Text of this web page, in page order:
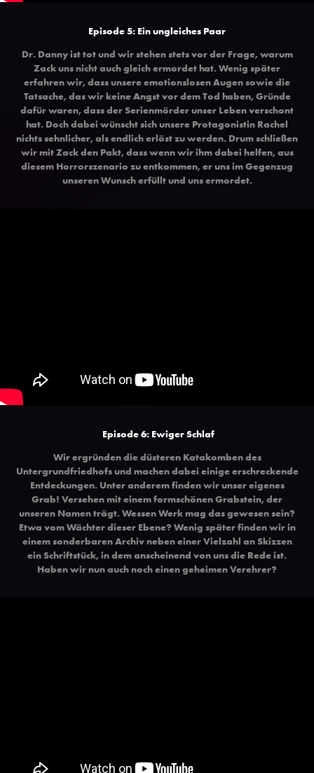
Episode 5: Ein ungleiches Paar
Dr. Danny ist tot und wir stehen stets vor der Frage, warum
Zack uns nicht auch gleich ermordet hat. Wenig später
erfahren wir, dass unsere emotionslosen Augen sowie die
Tatsache, das wir keine Angst vor dem Tod haben, Gründe
dafür waren, dass der Serienmörder unser Leben verschont
hat. Doch dabei wünscht sich unsere Protagonistin Rachel
nichts sehnlicher, als endlich erlöst zu werden. Drum schließen
wir mit Zack den Pakt, dass wenn wir ihm dabei helfen, aus
diesem Horrorszenario zu entkommen, er uns im Gegenzug
unseren Wunsch erfüllt und uns ermordet.
Episode 6: Ewiger Schlaf
Wir ergründen die düsteren Katakomben des
Untergrundfriedhofs und machen dabei einige erschreckende
Entdeckungen. Unter anderem finden wir unser eigenes
Grab! Versehen mit einem formschönen Grabstein, der
unseren Namen trägt. Wessen Werk mag das gewesen sein?
Etwa vom Wächter dieser Ebene? Wenig später finden wir in
einem sonderbaren Archiv neben einer Vielzahl an Skizzen
ein Schriftstück, in dem anscheinend von uns die Rede ist.
Haben wir nun auch noch einen geheimen Verehrer?